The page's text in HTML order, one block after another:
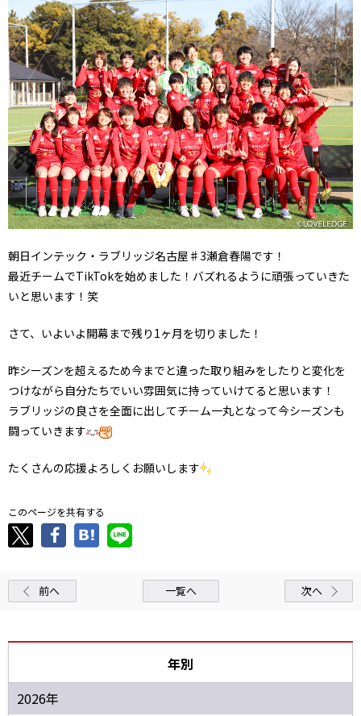
朝日インテック・ラブリッジ名古屋♯3瀬倉春陽です！
最近チームでTikTokを始めました！バズれるように頑張っていきた
いと思います！笑
さて、いよいよ開幕まで残り1ヶ月を切りました！
昨シーズンを超えるため今までと違った取り組みをしたりと変化を
つけながら自分たちでいい雰囲気に持っていけてると思います！
ラブリッジの良さを全面に出してチーム一丸となって今シーズンも
闘っていきます
たくさんの応援よろしくお願いします
このページを共有する
前へ 一覧へ 次へ
年別
2026年